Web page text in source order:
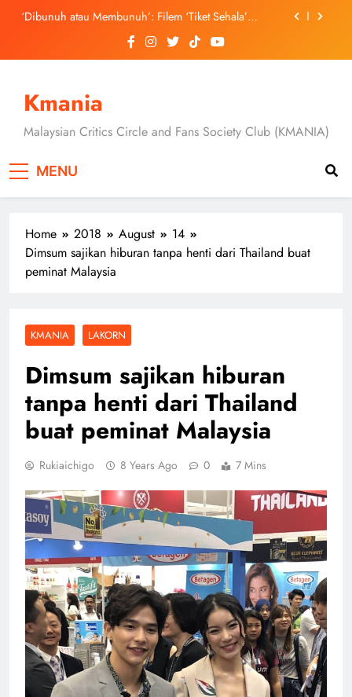
3 Sebab Untuk Mula Menonton “My Bias, My Boss”,
Skechers Lancar Kolaborasi Eksklusif Bersama DK,
SEUNGKWAN dan DINO SEVENTEEN
Buat Penampilan Istimewa di Kuala Lumpur
September Ini
‘Dibunuh atau Membunuh’: Filem ‘Tiket Sehala’
Satukan Empat Negara Asia
Kini Distrim di HBO Max Malaysia
Kmania
Malaysian Critics Circle and Fans Society Club (KMANIA)
MENU
Home 2018 August
14
Dimsum sajikan hiburan tanpa henti dari Thailand buat
peminat Malaysia
KMANIA LAKORN
Dimsum sajikan hiburan
tanpa henti dari Thailand
buat peminat Malaysia
Rukiaichigo 8 Years Ago 0 7 Mins